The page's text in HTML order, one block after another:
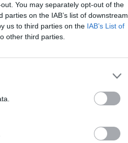
You may separately opt-out of the
on the IAB’s list of downstream
us to third parties on the IAB’s List of
other third parties.
μειοδοτικό
μειοδότη
οκτώ
στις
του κώδικα
είναι η
χη Κ. Δαβάκη
και το